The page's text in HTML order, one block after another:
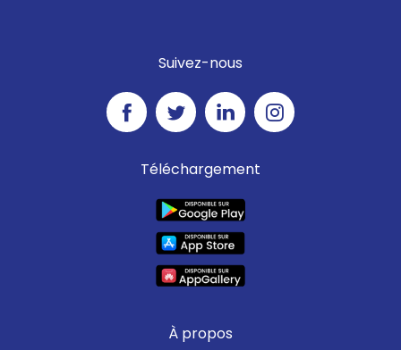
Suivez-nous
Téléchargement
À propos